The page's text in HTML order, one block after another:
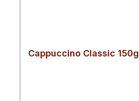
Cappuccino Classic 150g